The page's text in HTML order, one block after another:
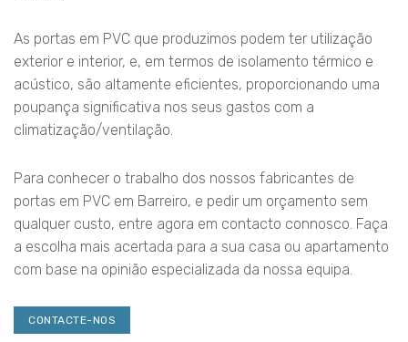
As portas em PVC que produzimos podem ter utilização
exterior e interior, e, em termos de isolamento térmico e
acústico, são altamente eficientes, proporcionando uma
poupança significativa nos seus gastos com a
climatização/ventilação.
Para conhecer o trabalho dos nossos fabricantes de
portas em PVC em Barreiro, e pedir um orçamento sem
qualquer custo, entre agora em contacto connosco. Faça
a escolha mais acertada para a sua casa ou apartamento
com base na opinião especializada da nossa equipa.
CONTACTE-NOS